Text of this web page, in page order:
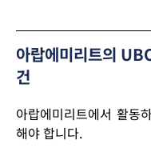
아랍에미리트의
건
아랍에미리트에서 활동
해야 합니다.